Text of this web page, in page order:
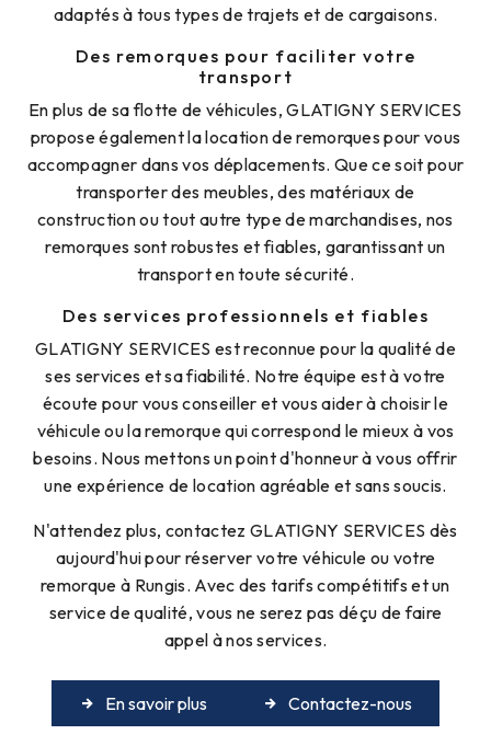
adaptés à tous types de trajets et de cargaisons.
Des remorques pour faciliter votre
transport
En plus de sa flotte de véhicules, GLATIGNY SERVICES
propose également la location de remorques pour vous
accompagner dans vos déplacements. Que ce soit pour
transporter des meubles, des matériaux de
construction ou tout autre type de marchandises, nos
remorques sont robustes et fiables, garantissant un
transport en toute sécurité.
Des services professionnels et fiables
GLATIGNY SERVICES est reconnue pour la qualité de
ses services et sa fiabilité. Notre équipe est à votre
écoute pour vous conseiller et vous aider à choisir le
véhicule ou la remorque qui correspond le mieux à vos
besoins. Nous mettons un point d'honneur à vous offrir
une expérience de location agréable et sans soucis.
N'attendez plus, contactez GLATIGNY SERVICES dès
aujourd'hui pour réserver votre véhicule ou votre
remorque à Rungis. Avec des tarifs compétitifs et un
service de qualité, vous ne serez pas déçu de faire
appel à nos services.
En savoir plus Contactez-nous